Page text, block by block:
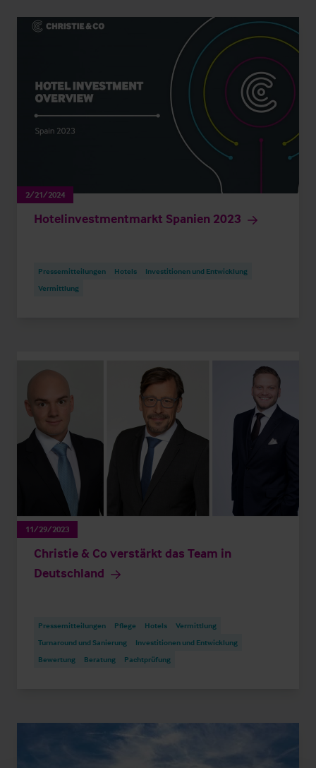
2/21/2024
Hotelinvestmentmarkt Spanien 2023
Pressemitteilungen Hotels
Investitionen und Entwicklung
Vermittlung
11/29/2023
Christie & Co verstärkt das Team in
Deutschland
Pressemitteilungen Pflege Hotels
Vermittlung
Turnaround und Sanierung
Investitionen und Entwicklung
Bewertung
Beratung Pachtprüfung